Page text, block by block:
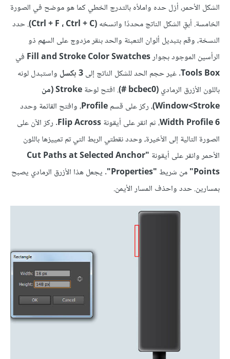
الشكل الأحمر، أزل حده واملأه بالتدرج الخطي كما هو موضح في الصورة
الخامسة. أبقِ الشكل الناتج محددًا وانسخه(Ctrl + F ، Ctrl + C)
. حدد
النسخة، وقم بتبديل ألوان التعبئة والحد بنقر مزدوج على السهم ذو
الرأسين الموجود بجوارFill and Stroke Color Swatches في
Tools Box. غير حجم الحد للشكل الناتج إلى3 بكسل
واستبدل لونه
باللون الأزرق الرمادي(‎# bcbec0) . افتح لوحة
Stroke (من
Stroke‏>Window)
، ركز على قسمProfile، وافتح القائمة وحدد
Width Profile 6، ثم انقر على أيقونةFlip Across. ركز الآن على
الصورة التالية إلى الأخيرة، وحدد نقطتي الربط التي تم تمييزها باللون
الأحمر وانقر على أيقونة "Cut Paths at Selected Anchor
Points" من شريط"Properties"
. يجعل هذا الأزرق الرمادي يصبح
بمسارين. حدد واحذف المسار الأيمن.